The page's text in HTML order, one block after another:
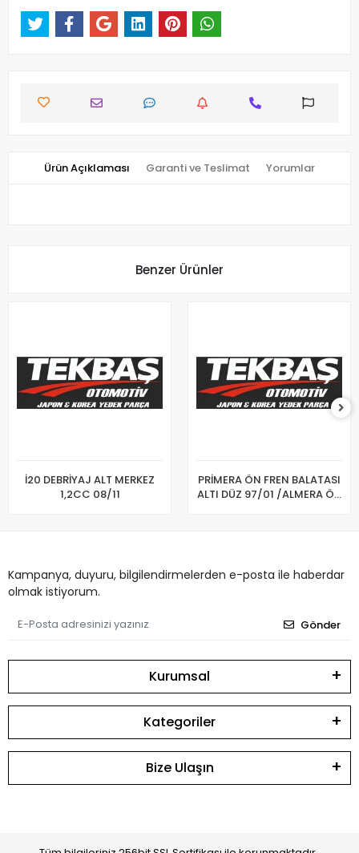
Ürün Açıklaması Garanti ve Teslimat Yorumlar
Benzer Ürünler
İ20 DEBRİYAJ ALT MERKEZ
1,2CC 08/11
PRİMERA ÖN FREN BALATASI
ALTI DÜZ 97/01 /ALMERA ÖN
Kampanya, duyuru, bilgilendirmelerden e-posta ile haberdar
olmak istiyorum.
Gönder
Kurumsal
Kategoriler
Bize Ulaşın